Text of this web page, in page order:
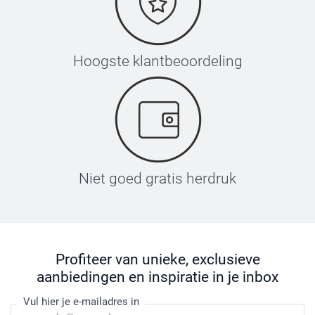
Hoogste klantbeoordeling
Niet goed gratis herdruk
Profiteer van unieke, exclusieve
aanbiedingen en inspiratie in je inbox
Vul hier je e-mailadres in